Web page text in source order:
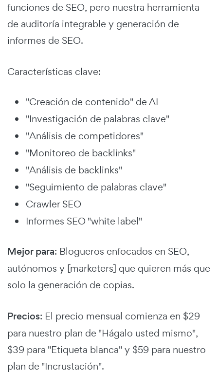
funciones de SEO, pero nuestra herramienta
de auditoría integrable y generación de
informes de SEO.
Características clave:
"Creación de contenido" de AI
"Investigación de palabras clave"
"Análisis de competidores"
"Monitoreo de backlinks"
"Análisis de backlinks"
"Seguimiento de palabras clave"
Crawler SEO
Informes SEO "white label"
Mejor para: Blogueros enfocados en SEO,
autónomos y [marketers] que quieren más que
solo la generación de copias.
Precios: El precio mensual comienza en $29
para nuestro plan de "Hágalo usted mismo",
$39 para "Etiqueta blanca" y $59 para nuestro
plan de "Incrustación".